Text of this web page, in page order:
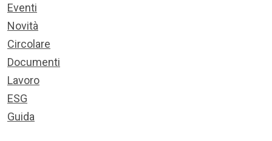
Eventi
Novità
Circolare
Documenti
Lavoro
ESG
Guida